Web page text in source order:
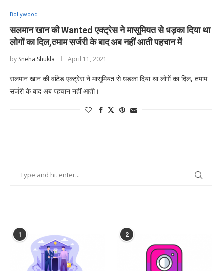
Bollywood
सलमान खान की Wanted एक्ट्रेस ने मासूमियत से धड़का दिया था
लोगों का दिल,तमाम सर्जरी के बाद अब नहीं आती पहचान में
by Sneha Shukla April 11, 2021
सलमान खान की वांटेड एक्ट्रेस ने मासूमियत से धड़का दिया था लोगों का दिल, तमाम
सर्जरी के बाद अब पहचान नहीं आती।
1 2